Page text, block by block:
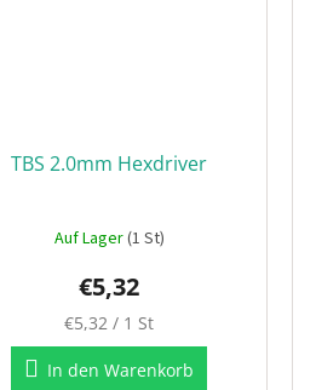
TBS 2.0mm Hexdriver
Auf Lager(1 St)
€5,32
Verkaufspreis:
€5,32 / 1 St
In den Warenkorb